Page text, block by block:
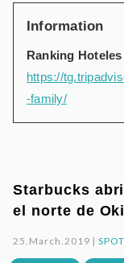
Information
Ranking
https://
-family/
Starbucks
el norte de
25.March.2019 |SPOT